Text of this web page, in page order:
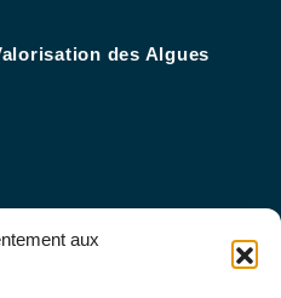
aux
des Algues